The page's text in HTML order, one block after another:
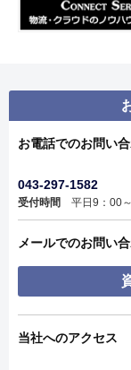
お電話でのお問い
043-297-1582
受付時間 平日9：00
メールでのお問い
当社へのアクセス